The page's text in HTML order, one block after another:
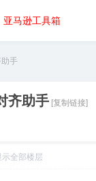
亚马逊工具箱
手
齐助手 [复制链接]
示全部楼层